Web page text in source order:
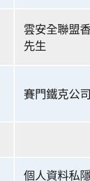
雲安全聯盟
先生
賽門鐵克公
個人資料私